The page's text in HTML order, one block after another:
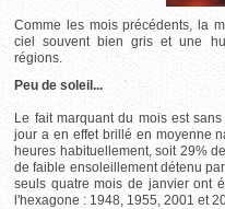
Comme les mois précédents, la
ciel souvent bien gris et une
régions.
Peu de soleil...
Le fait marquant du mois est
jour a en effet brillé en moyenne
heures habituellement, soit 29%
de faible ensoleillement détenu
seuls quatre mois de janvier ont
l'hexagone : 1948, 1955, 2001 et